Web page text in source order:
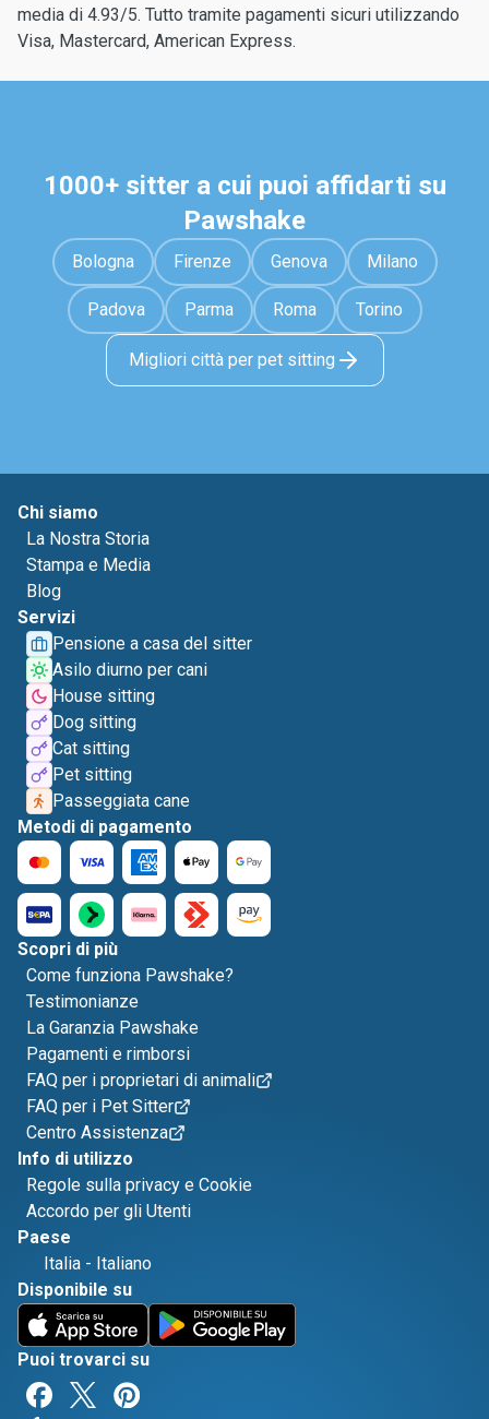
media di 4.93/5. Tutto tramite pagamenti sicuri utilizzando
Visa, Mastercard, American Express.
1000+ sitter a cui puoi affidarti su
Pawshake
Bologna Firenze Genova Milano
Padova Parma Roma Torino
Migliori città per pet sitting
Chi siamo
La Nostra Storia
Stampa e Media
Blog
Servizi
Pensione a casa del sitter
Asilo diurno per cani
House sitting
Dog sitting
Cat sitting
Pet sitting
Passeggiata cane
Metodi di pagamento
Scopri di più
Come funziona Pawshake?
Testimonianze
La Garanzia Pawshake
Pagamenti e rimborsi
FAQ per i proprietari di animali
FAQ per i Pet Sitter
Centro Assistenza
Info di utilizzo
Regole sulla privacy e Cookie
Accordo per gli Utenti
Paese
Italia - Italiano
Disponibile su
Puoi trovarci su